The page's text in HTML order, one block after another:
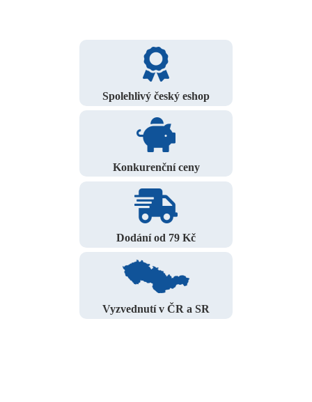
Spolehlivý český eshop
Konkurenční ceny
Dodání od 79 Kč
Vyzvednutí v ČR a SR